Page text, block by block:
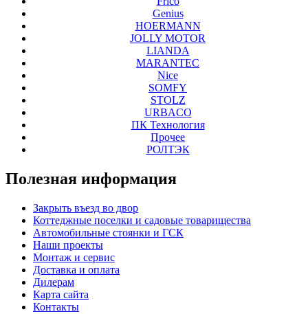
Genius
HOERMANN
JOLLY MOTOR
LIANDA
MARANTEC
Nice
SOMFY
STOLZ
URBACO
ПК Технология
Прочее
РОЛТЭК
Полезная информация
Закрыть въезд во двор
Коттеджные поселки и садовые товарищества
Автомобильные стоянки и ГСК
Наши проекты
Монтаж и сервис
Доставка и оплата
Дилерам
Карта сайта
Контакты